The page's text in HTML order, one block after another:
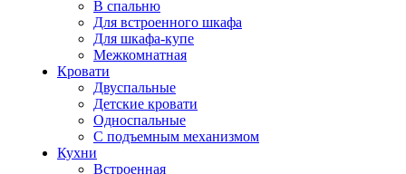
В спальню
Для встроенного шкафа
Для шкафа-купе
Межкомнатная
Кровати
Двуспальные
Детские кровати
Односпальные
С подъемным механизмом
Кухни
Встроенная